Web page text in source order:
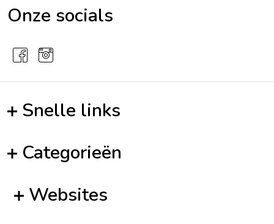
Onze socials
Snelle links
Categorieën
Websites